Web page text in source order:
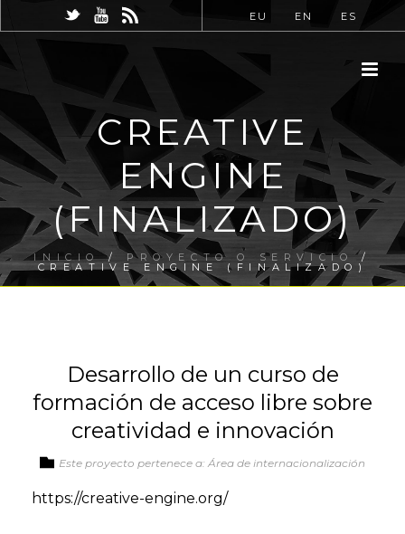
EU EN ES
CREATIVE
ENGINE
(FINALIZADO)
INICIO/ PROYECTO O SERVICIO /
CREATIVE ENGINE (FINALIZADO)
Desarrollo de un curso de
formación de acceso libre sobre
creatividad e innovación
Este proyecto pertenece a: Área de internacionalización
https://creative-engine.org/